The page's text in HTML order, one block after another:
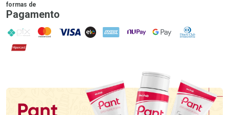
formas de
Pagamento
PIX MasterCard
VISA ELO AMEX NuPay Google PayDiners Club
Hipercard
Promoção em Destaque